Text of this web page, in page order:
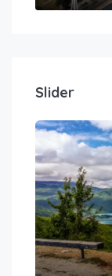
Slider